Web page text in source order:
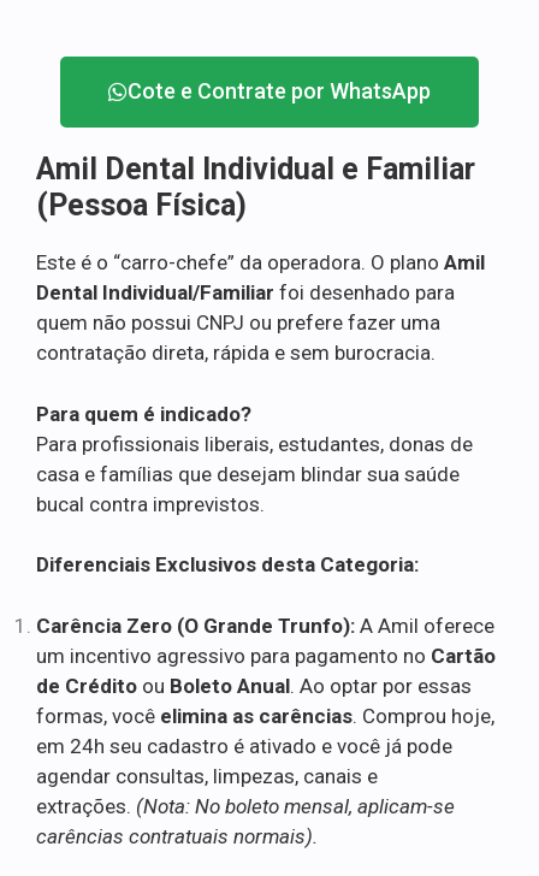
Cote e Contrate por WhatsApp
Amil Dental Individual e Familiar
(Pessoa Física)
Este é o “carro-chefe” da operadora. O plano Amil
Dental Individual/Familiar foi desenhado para
quem não possui CNPJ ou prefere fazer uma
contratação direta, rápida e sem burocracia.
Para quem é indicado?
Para profissionais liberais, estudantes, donas de
casa e famílias que desejam blindar sua saúde
bucal contra imprevistos.
Diferenciais Exclusivos desta Categoria:
Carência Zero (O Grande Trunfo): A Amil oferece
um incentivo agressivo para pagamento no Cartão
de Crédito ou Boleto Anual. Ao optar por essas
formas, você elimina as carências. Comprou hoje,
em 24h seu cadastro é ativado e você já pode
agendar consultas, limpezas, canais e
extrações. (Nota: No boleto mensal, aplicam-se
carências contratuais normais).